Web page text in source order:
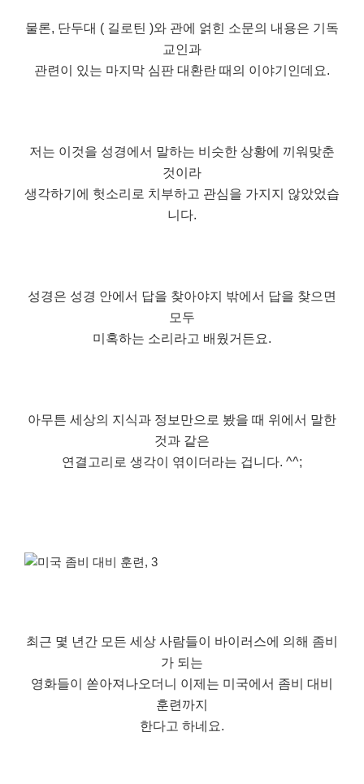
물론, 단두대 ( 길로틴 )와 관에 얽힌 소문의 내용은 기독
교인과
관련이 있는 마지막 심판 대환란 때의 이야기인데요.
저는 이것을 성경에서 말하는 비슷한 상황에 끼워맞춘
것이라
생각하기에 헛소리로 치부하고 관심을 가지지 않았었습
니다.
성경은 성경 안에서 답을 찾아야지 밖에서 답을 찾으면
모두
미혹하는 소리라고 배웠거든요.
아무튼 세상의 지식과 정보만으로 봤을 때 위에서 말한
것과 같은
연결고리로 생각이 엮이더라는 겁니다. ^^;
최근 몇 년간 모든 세상 사람들이 바이러스에 의해 좀비
가 되는
영화들이 쏟아져나오더니 이제는 미국에서 좀비 대비
훈련까지
한다고 하네요.